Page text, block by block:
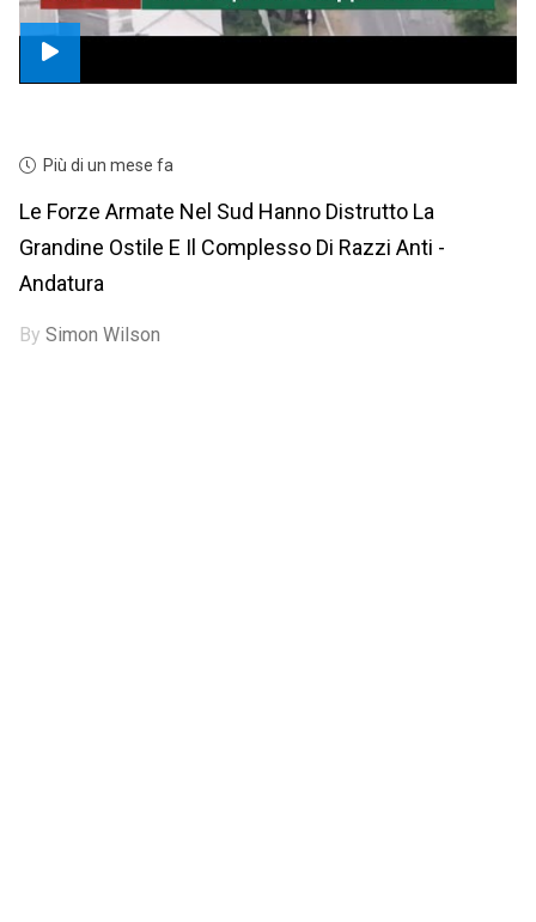
Più di un mese fa
Le Forze Armate Nel Sud Hanno Distrutto La
Grandine Ostile E Il Complesso Di Razzi Anti -
Andatura
BySimon Wilson